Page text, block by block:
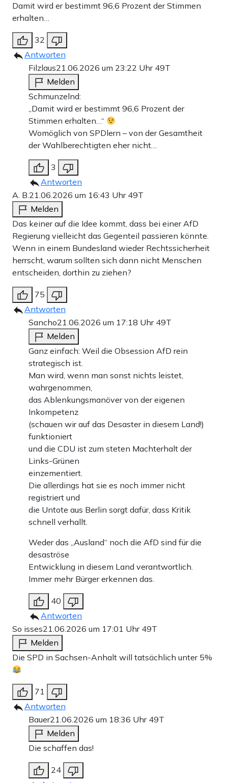
Damit wird er bestimmt 96,6 Prozent der Stimmen
erhalten…
32
Antworten
Filzlaus21.06.2026 um 23:22 Uhr 49T
Melden
Schmunzelnd:
„Damit wird er bestimmt 96,6 Prozent der
Stimmen erhalten…“
Womöglich von SPDlern – von der Gesamtheit
der Wahlberechtigten eher nicht…
3
Antworten
A. B.21.06.2026 um 16:43 Uhr 49T
Melden
Das keiner auf die Idee kommt, dass bei einer AfD
Regierung vielleicht das Gegenteil passieren könnte.
Wenn in einem Bundesland wieder Rechtssicherheit
herrscht, warum sollten sich dann nicht Menschen
entscheiden, dorthin zu ziehen?
75
Antworten
Sancho21.06.2026 um 17:18 Uhr 49T
Melden
Ganz einfach: Weil die Obsession AfD rein
strategisch ist.
Man wird, wenn man sonst nichts leistet,
wahrgenommen,
das Ablenkungsmanöver von der eigenen
Inkompetenz
(schauen wir auf das Desaster in diesem Land!)
funktioniert
und die CDU ist zum steten Machterhalt der
Links-Grünen
einzementiert.
Die allerdings hat sie es noch immer nicht
registriert und
die Untote aus Berlin sorgt dafür, dass Kritik
schnell verhallt.
Weder das „Ausland“ noch die AfD sind für die
desaströse
Entwicklung in diesem Land verantwortlich.
Immer mehr Bürger erkennen das.
40
Antworten
So isses21.06.2026 um 17:01 Uhr 49T
Melden
Die SPD in Sachsen-Anhalt will tatsächlich unter 5%
71
Antworten
Bauer21.06.2026 um 18:36 Uhr 49T
Melden
Die schaffen das!
24